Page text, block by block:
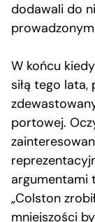
dodawali do
W końcu
siłą tego lata,
portowej.
argumentami
„Colston
mniejszości